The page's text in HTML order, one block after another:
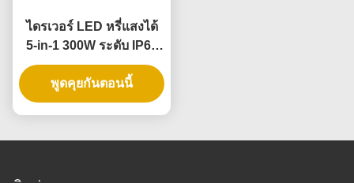
ไดรเวอร์ LED หรี่แสงได้
5-in-1 300W ระดับ IP65
สำหรับแหล่งจ่ายไฟแบบหรี่
แสงได้
พูดคุยกันตอนนี้